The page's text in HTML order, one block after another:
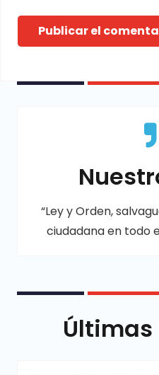
Publicar el
“Ley y Orden,
ciudadana en todo